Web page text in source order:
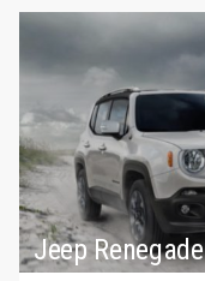
Jeep Renegade